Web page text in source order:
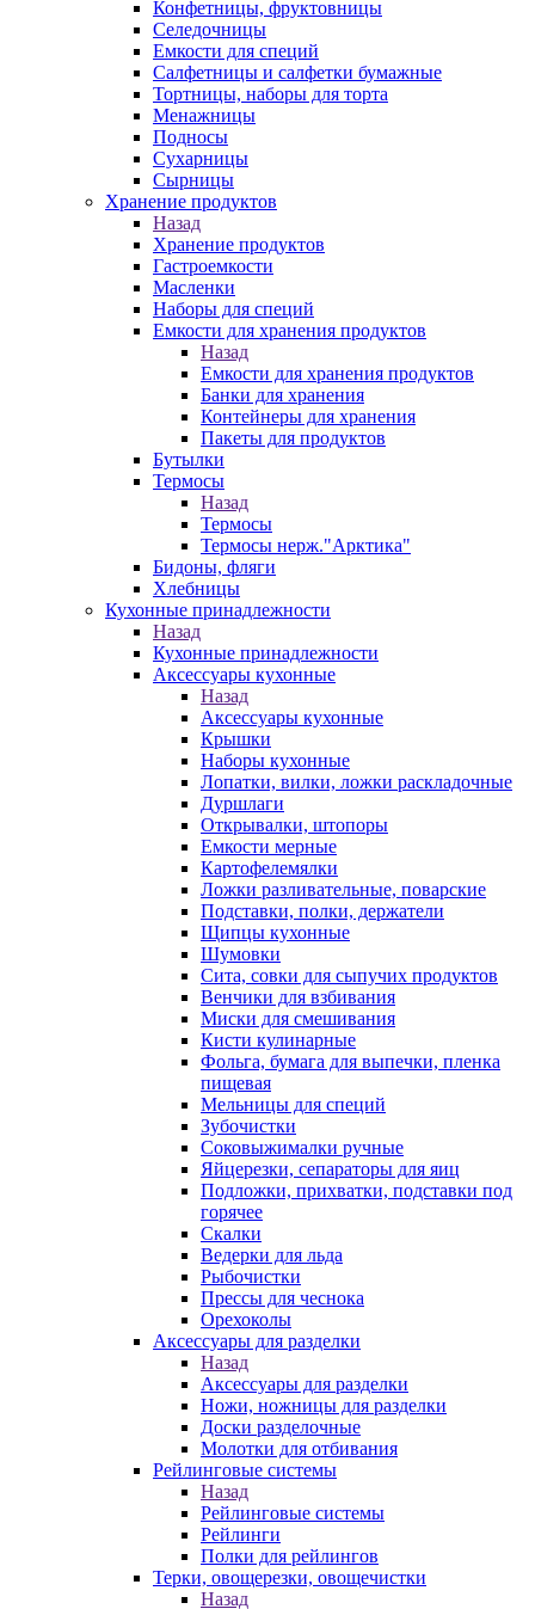
Конфетницы, фруктовницы
Селедочницы
Емкости для специй
Салфетницы и салфетки бумажные
Тортницы, наборы для торта
Менажницы
Подносы
Сухарницы
Сырницы
Хранение продуктов
Назад
Хранение продуктов
Гастроемкости
Масленки
Наборы для специй
Емкости для хранения продуктов
Назад
Емкости для хранения продуктов
Банки для хранения
Контейнеры для хранения
Пакеты для продуктов
Бутылки
Термосы
Назад
Термосы
Термосы нерж."Арктика"
Бидоны, фляги
Хлебницы
Кухонные принадлежности
Назад
Кухонные принадлежности
Аксессуары кухонные
Назад
Аксессуары кухонные
Крышки
Наборы кухонные
Лопатки, вилки, ложки раскладочные
Дуршлаги
Открывалки, штопоры
Емкости мерные
Картофелемялки
Ложки разливательные, поварские
Подставки, полки, держатели
Щипцы кухонные
Шумовки
Сита, совки для сыпучих продуктов
Венчики для взбивания
Миски для смешивания
Кисти кулинарные
Фольга, бумага для выпечки, пленка
пищевая
Мельницы для специй
Зубочистки
Соковыжималки ручные
Яйцерезки, сепараторы для яиц
Подложки, прихватки, подставки под
горячее
Скалки
Ведерки для льда
Рыбочистки
Прессы для чеснока
Орехоколы
Аксессуары для разделки
Назад
Аксессуары для разделки
Ножи, ножницы для разделки
Доски разделочные
Молотки для отбивания
Рейлинговые системы
Назад
Рейлинговые системы
Рейлинги
Полки для рейлингов
Терки, овощерезки, овощечистки
Назад